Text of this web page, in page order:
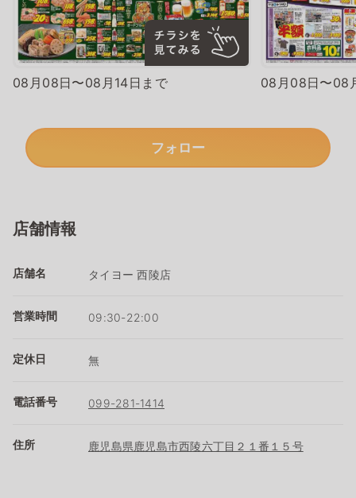
08月08日〜08月14日まで 08月08日〜08
フォロー
店舗情報
店舗名 タイヨー 西陵店
営業時間 09:30-22:00
定休日 無
電話番号 099-281-1414
住所 鹿児島県鹿児島市西陵六丁目２１番１５号